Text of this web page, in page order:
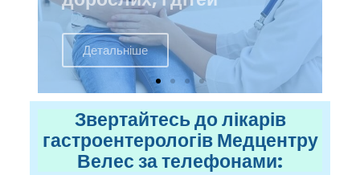
Звертайтесь до лікарів
гастроентерологів Медцентру
Велес за телефонами: